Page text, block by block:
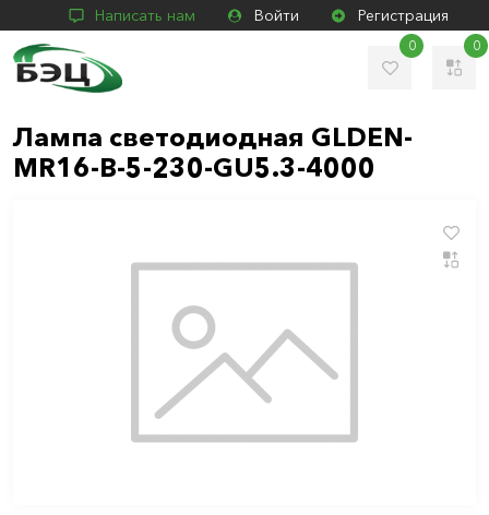
Написать нам Войти Регистрация
0 0
Лампа светодиодная GLDEN-
MR16-B-5-230-GU5.3-4000